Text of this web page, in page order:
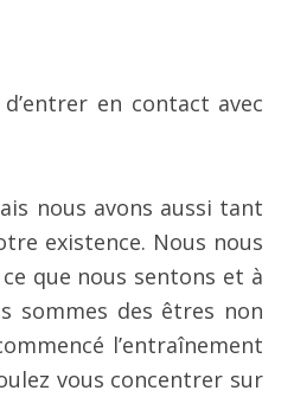
en contact avec
nous avons aussi tant
existence. Nous nous
que nous sentons et à
sommes des êtres non
l’entraînement
vous concentrer sur